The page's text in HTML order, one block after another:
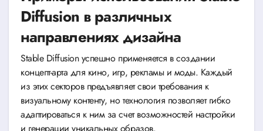
Diffusion в различных
направлениях дизайна
Stable Diffusion успешно применяется в создании
концепт-арта для кино, игр, рекламы и моды. Каждый
из этих секторов предъявляет свои требования к
визуальному контенту, но технология позволяет гибко
адаптироваться к ним за счет возможностей настройки
и генерации уникальных образов.